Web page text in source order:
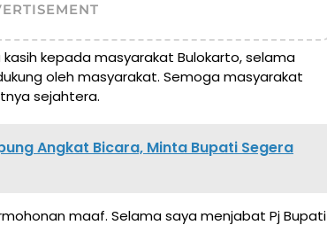
kepada masyarakat Bulokarto, selama
oleh masyarakat. Semoga masyarakat
sejahtera.
Angkat Bicara, Minta Bupati Segera
maaf. Selama saya menjabat Pj Bupati